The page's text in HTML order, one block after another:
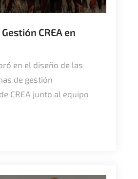
CREA en
en el diseño de las
de gestión
CREA junto al equipo